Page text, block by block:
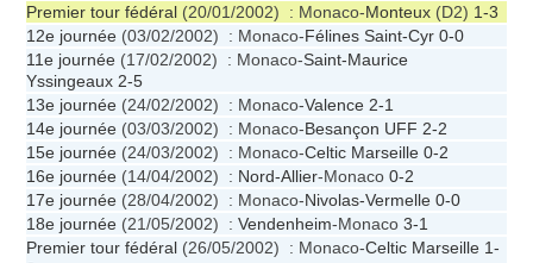
Premier tour fédéral (20/01/2002) : Monaco-Monteux (D2) 1-3
12e journée (03/02/2002) : Monaco-Félines Saint-Cyr 0-0
11e journée (17/02/2002) : Monaco-Saint-Maurice
Yssingeaux 2-5
13e journée (24/02/2002) : Monaco-Valence 2-1
14e journée (03/03/2002) : Monaco-Besançon UFF 2-2
15e journée (24/03/2002) : Monaco-Celtic Marseille 0-2
16e journée (14/04/2002) : Nord-Allier-Monaco 0-2
17e journée (28/04/2002) : Monaco-Nivolas-Vermelle 0-0
18e journée (21/05/2002) : Vendenheim-Monaco 3-1
Premier tour fédéral (26/05/2002) : Monaco-Celtic Marseille 1-